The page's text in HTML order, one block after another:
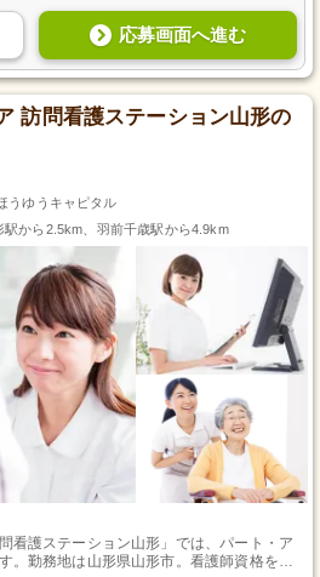
応募画面へ進む
訪問看護ステーション山形の
うゆうキャピタル
駅から2.5km、羽前千歳駅から4.9km
看護ステーション山形」では、パート・ア
。勤務地は山形県山形市。看護師資格をお